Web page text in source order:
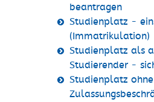
beantragen
Studienplatz -
(Immatrikulation)
Studienplatz als
Studierender -
Studienplatz ohne